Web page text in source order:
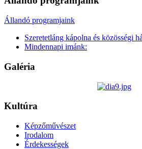
Állandó programjaink
Szeretetláng kápolna és közösségi
Mindennapi imánk:
Galéria
Kultúra
Képzőművészet
Irodalom
Érdekességek